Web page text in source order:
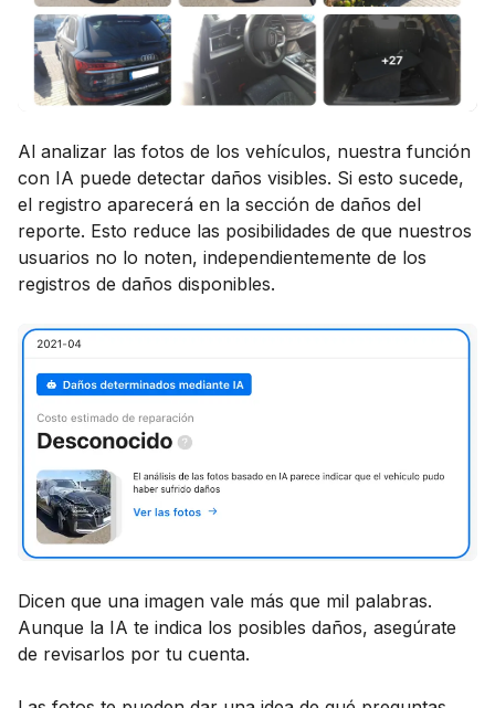
Al analizar las fotos de los vehículos, nuestra función
con IA puede detectar daños visibles. Si esto sucede,
el registro aparecerá en la sección de daños del
reporte. Esto reduce las posibilidades de que nuestros
usuarios no lo noten, independientemente de los
registros de daños disponibles.
Dicen que una imagen vale más que mil palabras.
Aunque la IA te indica los posibles daños, asegúrate
de revisarlos por tu cuenta.